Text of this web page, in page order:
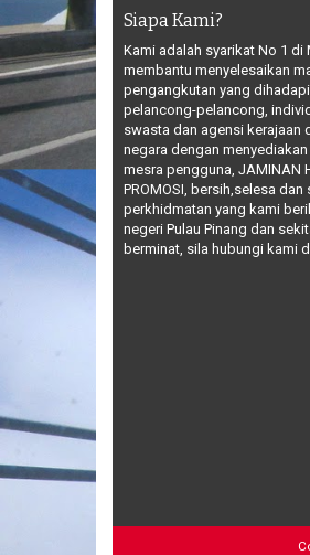
Siapa Kami?
Kami adalah syarikat No 1 di
membantu menyelesaikan
pengangkutan yang
pelancong-pelancong,
swasta dan agensi kerajaan
negara dengan
mesra pengguna, JAMINAN
PROMOSI, bersih,selesa dan
perkhidmatan yang kami
negeri Pulau Pinang dan
berminat, sila hubungi kami